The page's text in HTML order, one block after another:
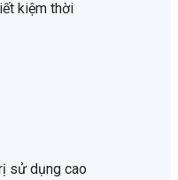
kiệm thời
sử dụng cao